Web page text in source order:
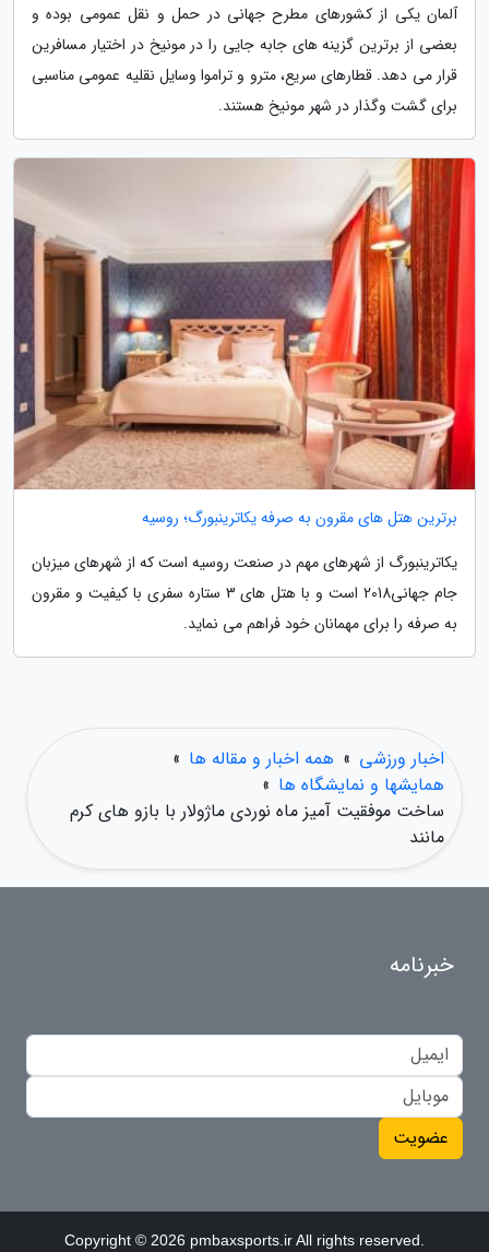
آلمان یکی از کشورهای مطرح جهانی در حمل و نقل عمومی بوده و
بعضی از برترین گزینه های جابه جایی را در مونیخ در اختیار مسافرین
قرار می دهد. قطارهای سریع، مترو و تراموا وسایل نقلیه عمومی مناسبی
برای گشت وگذار در شهر مونیخ هستند.
برترین هتل های مقرون به صرفه یکاترینبورگ؛ روسیه
یکاترینبورگ از شهرهای مهم در صنعت روسیه است که از شهرهای میزبان
جام جهانی2018 است و با هتل های 3 ستاره سفری با کیفیت و مقرون
به صرفه را برای مهمانان خود فراهم می نماید.
اخبار ورزشی » همه اخبار و مقاله ها »
همایشها و نمایشگاه ها »
ساخت موفقیت آمیز ماه نوردی ماژولار با بازو های کرم
مانند
خبرنامه
عضویت
Copyright © 2026 pmbaxsports.ir All rights reserved.